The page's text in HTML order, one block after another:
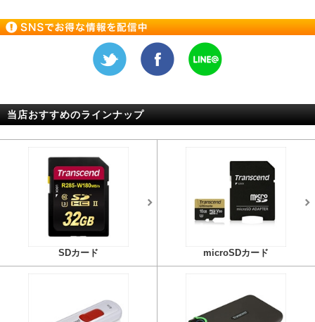
当店おすすめのラインナップ
SDカード microSDカード